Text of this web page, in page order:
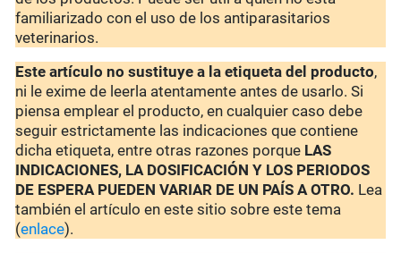
familiarizado con el uso de los antiparasitarios
veterinarios.
Este artículo no sustituye a la etiqueta del producto,
ni le exime de leerla atentamente antes de usarlo. Si
piensa emplear el producto, en cualquier caso debe
seguir estrictamente las indicaciones que contiene
dicha etiqueta, entre otras razones porque LAS
INDICACIONES, LA DOSIFICACIÓN Y LOS PERIODOS
DE ESPERA PUEDEN VARIAR DE UN PAÍS A OTRO. Lea
también el artículo en este sitio sobre este tema
(enlace).